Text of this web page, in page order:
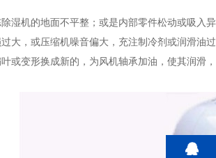
机的地面不平整；或是内部零件松动或吸入异物
大，或压缩机噪音偏大，充注制冷剂或润滑
或变形换成新的，为风机轴承加油，使其润滑，以